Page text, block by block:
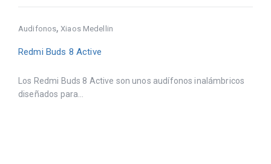
Audifonos,Xiaos Medellin
Redmi Buds 8 Active
Los Redmi Buds 8 Active son unos audífonos inalámbricos
diseñados para...